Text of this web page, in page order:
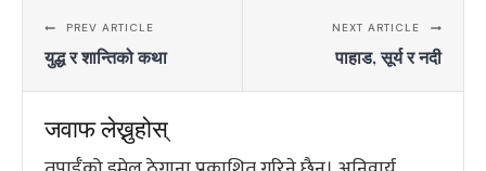
PREV ARTICLE
युद्ध र शान्तिको कथा
NEXT ARTICLE
पाहाड, सूर्य र नदी
जवाफ लेख्नुहोस्